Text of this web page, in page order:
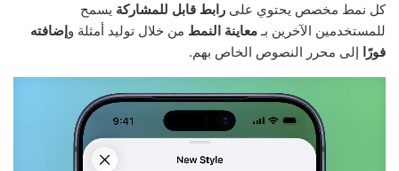
كل نمط مخصص يحتوي على رابط قابل للمشاركة يسمح
للمستخدمين الآخرين بـمعاينة النمط من خلال توليد أمثلة وإضافته
فورًا إلى محرر النصوص الخاص بهم.